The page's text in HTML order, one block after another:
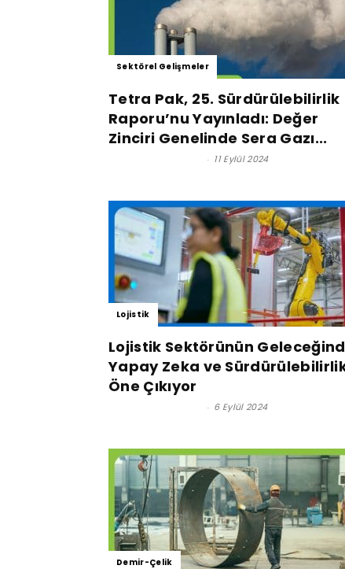
Sektörel Gelişmeler
Tetra Pak, 25. Sürdürülebilirlik
Raporu’nu Yayınladı: Değer
Zinciri Genelinde Sera Gazı...
- 11 Eylül 2024
Lojistik
Lojistik Sektörünün
Yapay Zeka ve
Öne Çıkıyor
- 6 Eylül 2024
Demir-Çelik